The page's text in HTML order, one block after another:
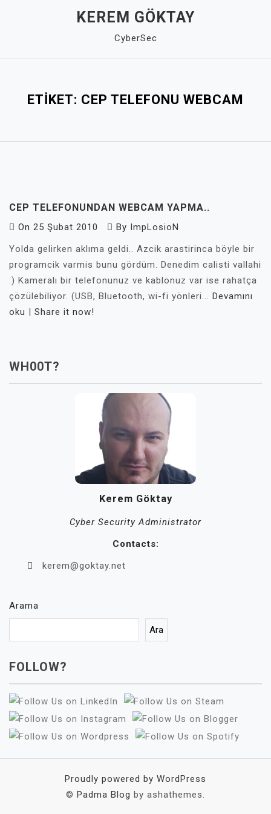
KEREM GÖKTAY
CyberSec
ETIKET: CEP TELEFONU WEBCAM
CEP TELEFONUNDAN WEBCAM YAPMA..
On 25 Şubat 2010 By ImpLosioN
Yolda gelirken aklıma geldi.. Azcik arastirinca böyle bir
programcik varmis bunu gördüm. Denedim calisti vallahi
:) Kameralı bir telefonunuz ve kablonuz var ise rahatça
çözülebiliyor. (USB, Bluetooth, wi-fi yönleri... Devamını
oku | Share it now!
WH00T?
Kerem Göktay
Cyber Security Administrator
Contacts:
kerem@goktay.net
Arama
Ara
FOLLOW?
Proudly powered by WordPress
© Padma Blog by ashathemes.